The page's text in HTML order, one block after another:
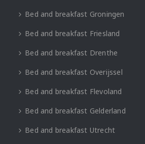
Bed and breakfast Groningen
Bed and breakfast Friesland
Bed and breakfast Drenthe
Bed and breakfast Overijssel
Bed and breakfast Flevoland
Bed and breakfast Gelderland
Bed and breakfast Utrecht